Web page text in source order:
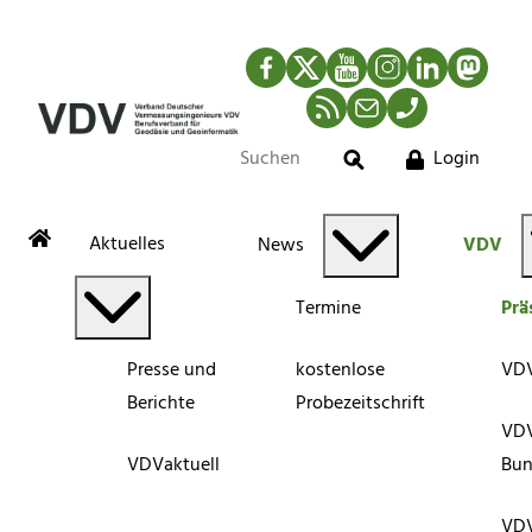
Facebook
TwitterYouTubeInstagram
LinkedIn
RSS-Newsfeed
MailTelefon
Suche
Login
Aktuelles
Presse und
Berichte
VDVaktuell
News
Termine
kostenlose
Probezeitschrift
VDV